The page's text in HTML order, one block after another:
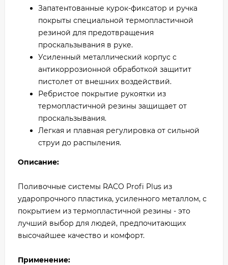
Запатентованные курок-фиксатор и ручка
покрыты специальной термопластичной
резиной для предотвращения
проскальзывания в руке.
Усиленный металлический корпус с
антикоррозионной обработкой защитит
пистолет от внешних воздействий.
Ребристое покрытие рукоятки из
термопластичной резины защищает от
проскальзывания.
Легкая и плавная регулировка от сильной
струи до распыления.
Описание:
Поливочные системы RACO Profi Plus из
ударопрочного пластика, усиленного металлом, с
покрытием из термопластичной резины - это
лучший выбор для людей, предпочитающих
высочайшее качество и комфорт.
Применение: